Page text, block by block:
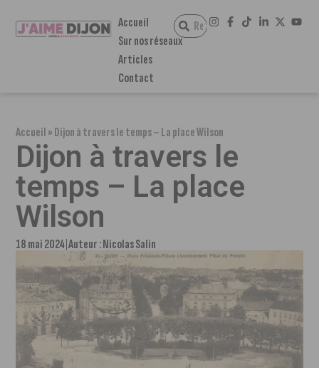
Accueil
Sur nos réseaux
Articles
Contact
Accueil»Dijon à travers le temps – La place Wilson
Dijon à travers le
temps – La place
Wilson
18 mai 2024 Auteur :Nicolas Salin